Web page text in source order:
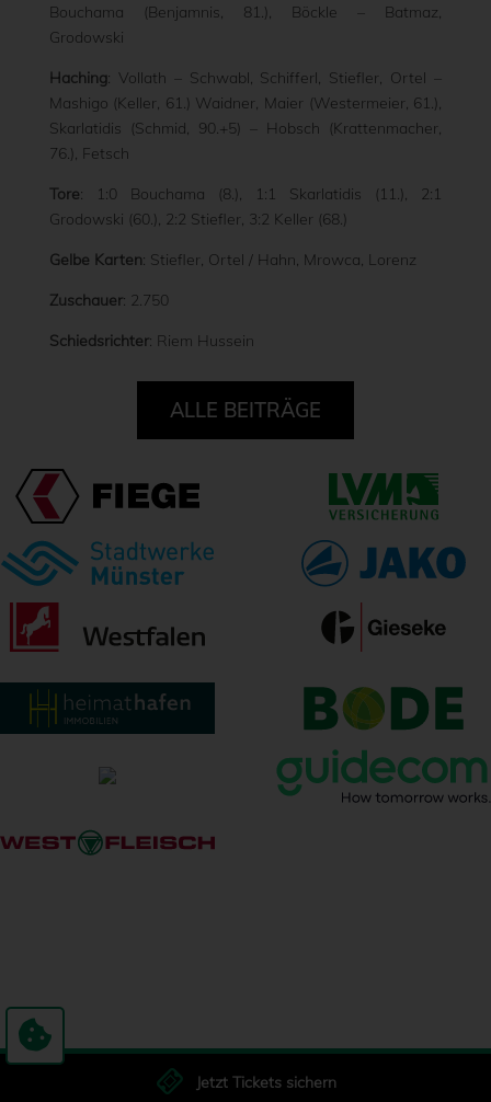
Bouchama (Benjamnis, 81.), Böckle – Batmaz,
Grodowski
Haching: Vollath – Schwabl, Schifferl, Stiefler, Ortel –
Mashigo (Keller, 61.) Waidner, Maier (Westermeier, 61.),
Skarlatidis (Schmid, 90.+5) – Hobsch (Krattenmacher,
76.), Fetsch
Tore: 1:0 Bouchama (8.), 1:1 Skarlatidis (11.), 2:1
Grodowski (60.), 2:2 Stiefler, 3:2 Keller (68.)
Gelbe Karten: Stiefler, Ortel / Hahn, Mrowca, Lorenz
Zuschauer: 2.750
Schiedsrichter: Riem Hussein
ALLE BEITRÄGE
Jetzt Tickets sichern